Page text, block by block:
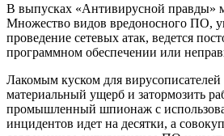
В выпусках «Антивирусной правды»
Множество видов вредоносного ПО,
проведение сетевых атак, ведется
программном обеспечении или
Лакомым куском для
материальный ущерб и затормозить
промышленный шпионаж с
инцидентов идет на десятки, а